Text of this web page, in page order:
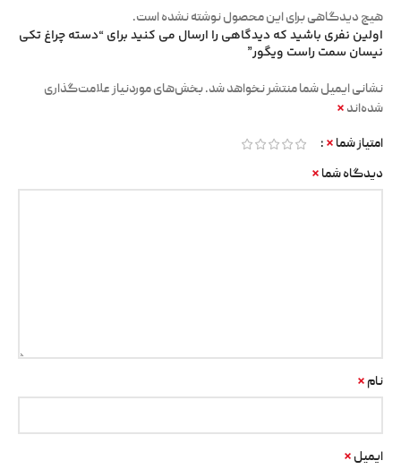
هیچ دیدگاهی برای این محصول نوشته نشده است.
اولین نفری باشید که دیدگاهی را ارسال می کنید برای “دسته چراغ تکی
نیسان سمت راست ویگور”
نشانی ایمیل شما منتشر نخواهد شد.بخش‌های موردنیاز علامت‌گذاری
شده‌اند *
امتیاز شما *
دیدگاه شما *
نام *
ایمیل *